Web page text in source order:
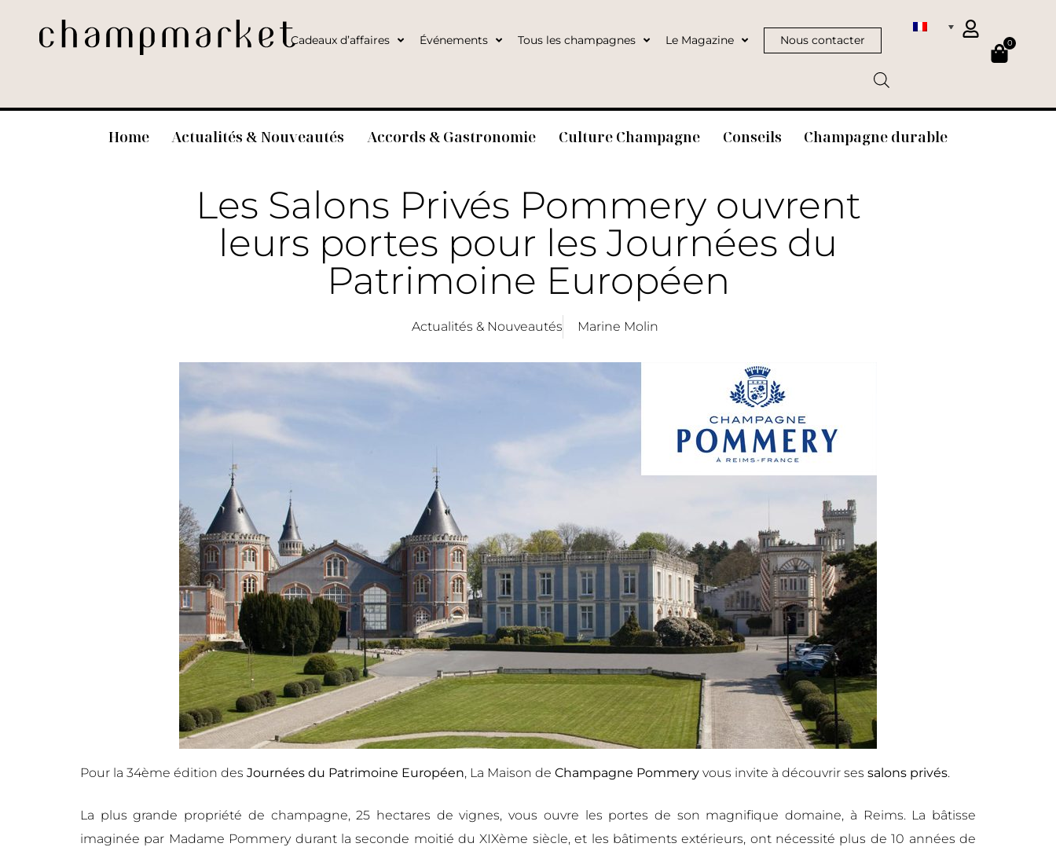
Cadeaux d’affaires Événements Tous les champagnes Le Magazine Nous contacter 0
Home Actualités & Nouveautés Accords & Gastronomie Culture Champagne Conseils Champagne durable
Les Salons Privés Pommery ouvrent
leurs portes pour les Journées du
Patrimoine Européen
Actualités & Nouveautés Marine Molin
Pour la 34ème édition des Journées du Patrimoine Européen, La Maison de Champagne Pommery vous invite à découvrir ses salons privés.
La plus grande propriété de champagne, 25 hectares de vignes, vous ouvre les portes de son magnifique domaine, à Reims. La bâtisse
imaginée par Madame Pommery durant la seconde moitié du XIXème siècle, et les bâtiments extérieurs, ont nécessité plus de 10 années de